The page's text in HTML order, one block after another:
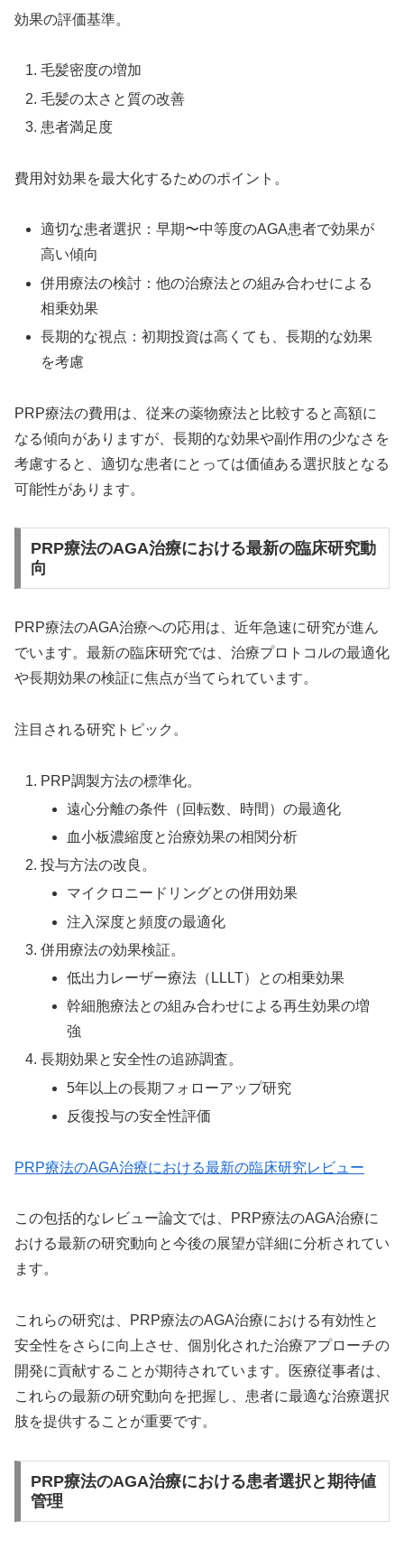
効果の評価基準。
毛髪密度の増加
毛髪の太さと質の改善
患者満足度
費用対効果を最大化するためのポイント。
適切な患者選択：早期〜中等度のAGA患者で効果が
高い傾向
併用療法の検討：他の治療法との組み合わせによる
相乗効果
長期的な視点：初期投資は高くても、長期的な効果
を考慮
PRP療法の費用は、従来の薬物療法と比較すると高額に
なる傾向がありますが、長期的な効果や副作用の少なさを
考慮すると、適切な患者にとっては価値ある選択肢となる
可能性があります。
PRP療法のAGA治療における最新の臨床研究動
向
PRP療法のAGA治療への応用は、近年急速に研究が進ん
でいます。最新の臨床研究では、治療プロトコルの最適化
や長期効果の検証に焦点が当てられています。
注目される研究トピック。
PRP調製方法の標準化。
遠心分離の条件（回転数、時間）の最適化
血小板濃縮度と治療効果の相関分析
投与方法の改良。
マイクロニードリングとの併用効果
注入深度と頻度の最適化
併用療法の効果検証。
低出力レーザー療法（LLLT）との相乗効果
幹細胞療法との組み合わせによる再生効果の増
強
長期効果と安全性の追跡調査。
5年以上の長期フォローアップ研究
反復投与の安全性評価
PRP療法のAGA治療における最新の臨床研究レビュー
この包括的なレビュー論文では、PRP療法のAGA治療に
おける最新の研究動向と今後の展望が詳細に分析されてい
ます。
これらの研究は、PRP療法のAGA治療における有効性と
安全性をさらに向上させ、個別化された治療アプローチの
開発に貢献することが期待されています。医療従事者は、
これらの最新の研究動向を把握し、患者に最適な治療選択
肢を提供することが重要です。
PRP療法のAGA治療における患者選択と期待値
管理